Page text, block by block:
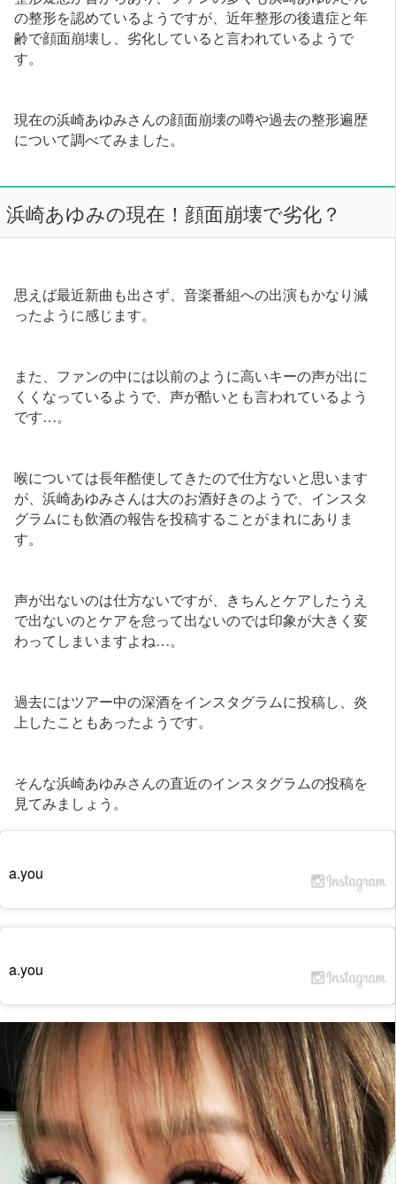
の整形を認めているようですが、近年整形の後遺症と年
齢で顔面崩壊し、劣化していると言われているようで
す。
現在の浜崎あゆみさんの顔面崩壊の噂や過去の整形遍歴
について調べてみました。
浜崎あゆみの現在！顔面崩壊で劣化？
思えば最近新曲も出さず、音楽番組への出演もかなり減
ったように感じます。
また、ファンの中には以前のように高いキーの声が出に
くくなっているようで、声が酷いとも言われているよう
です…。
喉については長年酷使してきたので仕方ないと思います
が、浜崎あゆみさんは大のお酒好きのようで、インスタ
グラムにも飲酒の報告を投稿することがまれにありま
す。
声が出ないのは仕方ないですが、きちんとケアしたうえ
で出ないのとケアを怠って出ないのでは印象が大きく変
わってしまいますよね…。
過去にはツアー中の深酒をインスタグラムに投稿し、炎
上したこともあったようです。
そんな浜崎あゆみさんの直近のインスタグラムの投稿を
見てみましょう。
a.you
a.you